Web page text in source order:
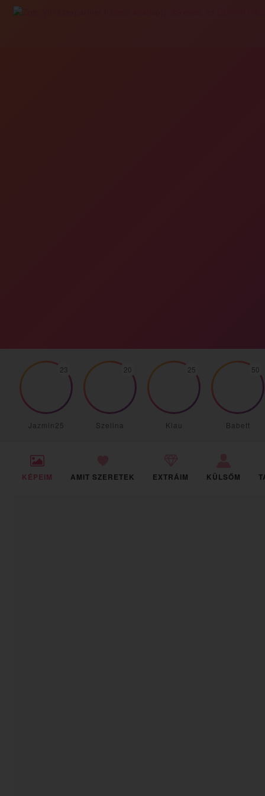
Jazmin25
23
Szelina
20
Klau
25
Babett
50
KÉPEIM AMIT SZERETEK EXTRÁIM KÜLSŐM